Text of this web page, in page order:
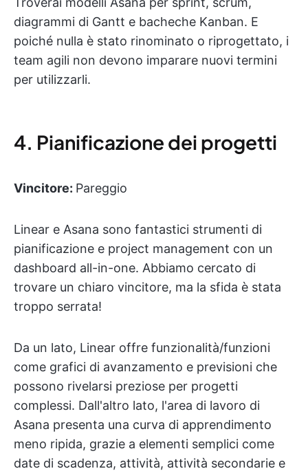
diagrammi di Gantt e bacheche Kanban. E
poiché nulla è stato rinominato o riprogettato, i
team agili non devono imparare nuovi termini
per utilizzarli.
4. Pianificazione dei progetti
Vincitore: Pareggio
Linear e Asana sono fantastici strumenti di
pianificazione e project management con un
dashboard all-in-one. Abbiamo cercato di
trovare un chiaro vincitore, ma la sfida è stata
troppo serrata!
Da un lato, Linear offre funzionalità/funzioni
come grafici di avanzamento e previsioni che
possono rivelarsi preziose per progetti
complessi. Dall'altro lato, l'area di lavoro di
Asana presenta una curva di apprendimento
meno ripida, grazie a elementi semplici come
date di scadenza, attività, attività secondarie e